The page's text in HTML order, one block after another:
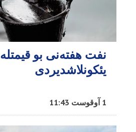
نفت هفته‌نی بو قیمتله
یئکونلاشدیردی
1 آوقوست 11:43